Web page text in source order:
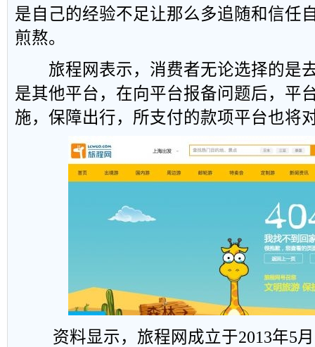
是自己的经验不足让那么多追随和信任
煎熬。
旅程网表示，消费者无论选择的是
是其他平台，在向平台报备问题后，平
施，保障出行，所支付的款项平台也将
资料显示，旅程网成立于2013年5月